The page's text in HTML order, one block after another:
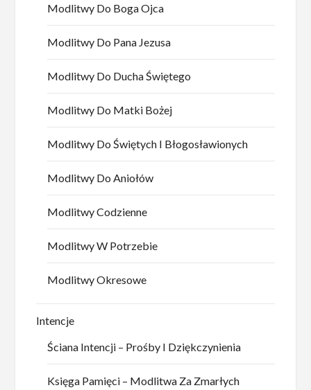
Modlitwy Do Boga Ojca
Modlitwy Do Pana Jezusa
Modlitwy Do Ducha Świętego
Modlitwy Do Matki Bożej
Modlitwy Do Świętych I Błogosławionych
Modlitwy Do Aniołów
Modlitwy Codzienne
Modlitwy W Potrzebie
Modlitwy Okresowe
Intencje
Ściana Intencji – Prośby I Dziękczynienia
Księga Pamięci – Modlitwa Za Zmarłych